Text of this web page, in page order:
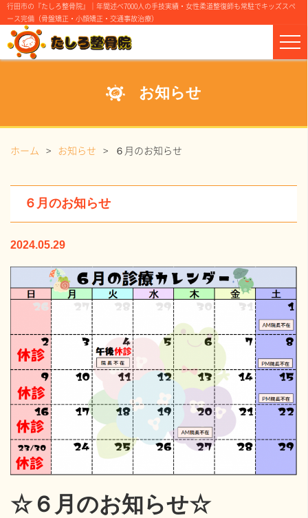
行田市の『たしろ整骨院』｜年間述べ7000人の手技実績・女性柔道整復師も常駐でキッズスペ
ース完備（骨盤矯正・小顔矯正・交通事故治療）
お知らせ
ホーム お知らせ ６月のお知らせ
６月のお知らせ
2024.05.29
☆６月のお知らせ☆